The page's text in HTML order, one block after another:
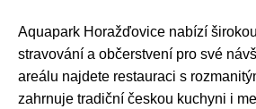
Aquapark Horažďovice nabízí
stravování a občerstvení pro své
areálu najdete restauraci s
zahrnuje tradiční českou kuchyni i